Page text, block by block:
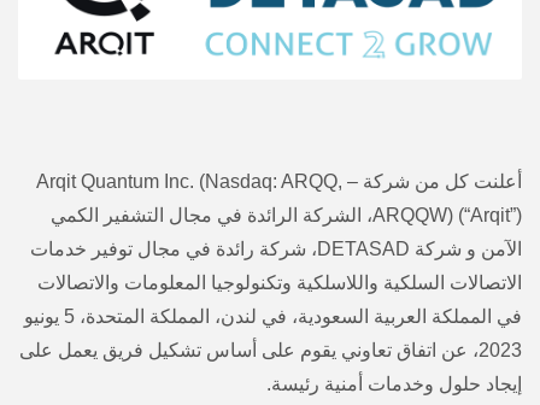
أعلنت كل من شركة – Arqit Quantum Inc. (Nasdaq: ARQQ,
ARQQW) (“Arqit”)، الشركة الرائدة في مجال التشفير الكمي
الآمن و شركة DETASAD، شركة رائدة في مجال توفير خدمات
الاتصالات السلكية واللاسلكية وتكنولوجيا المعلومات والاتصالات
في المملكة العربية السعودية، في لندن، المملكة المتحدة، 5 يونيو
2023، عن اتفاق تعاوني يقوم على أساس تشكيل فريق يعمل على
إيجاد حلول وخدمات أمنية رئيسة.